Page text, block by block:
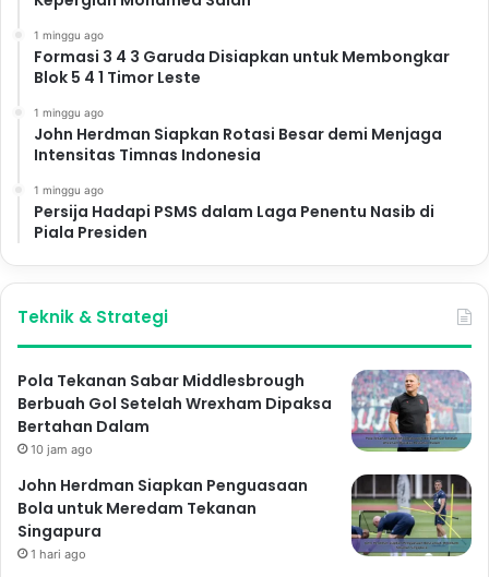
1 minggu ago
Formasi 3 4 3 Garuda Disiapkan untuk Membongkar
Blok 5 4 1 Timor Leste
1 minggu ago
John Herdman Siapkan Rotasi Besar demi Menjaga
Intensitas Timnas Indonesia
1 minggu ago
Persija Hadapi PSMS dalam Laga Penentu Nasib di
Piala Presiden
Teknik & Strategi
Pola Tekanan Sabar Middlesbrough
Berbuah Gol Setelah Wrexham Dipaksa
Bertahan Dalam
10 jam ago
John Herdman Siapkan Penguasaan
Bola untuk Meredam Tekanan
Singapura
1 hari ago